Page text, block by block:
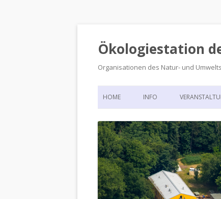
Ökologiestation
Organisationen des Natur- und
HOME INFO
DIE ÖKOLOGIESTATION –
900 JAHRE